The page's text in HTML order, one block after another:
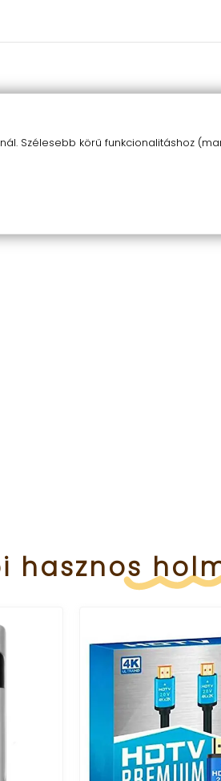
és szerezd be a Cedar
hasznos
Szélesebb körű funkcionalitáshoz